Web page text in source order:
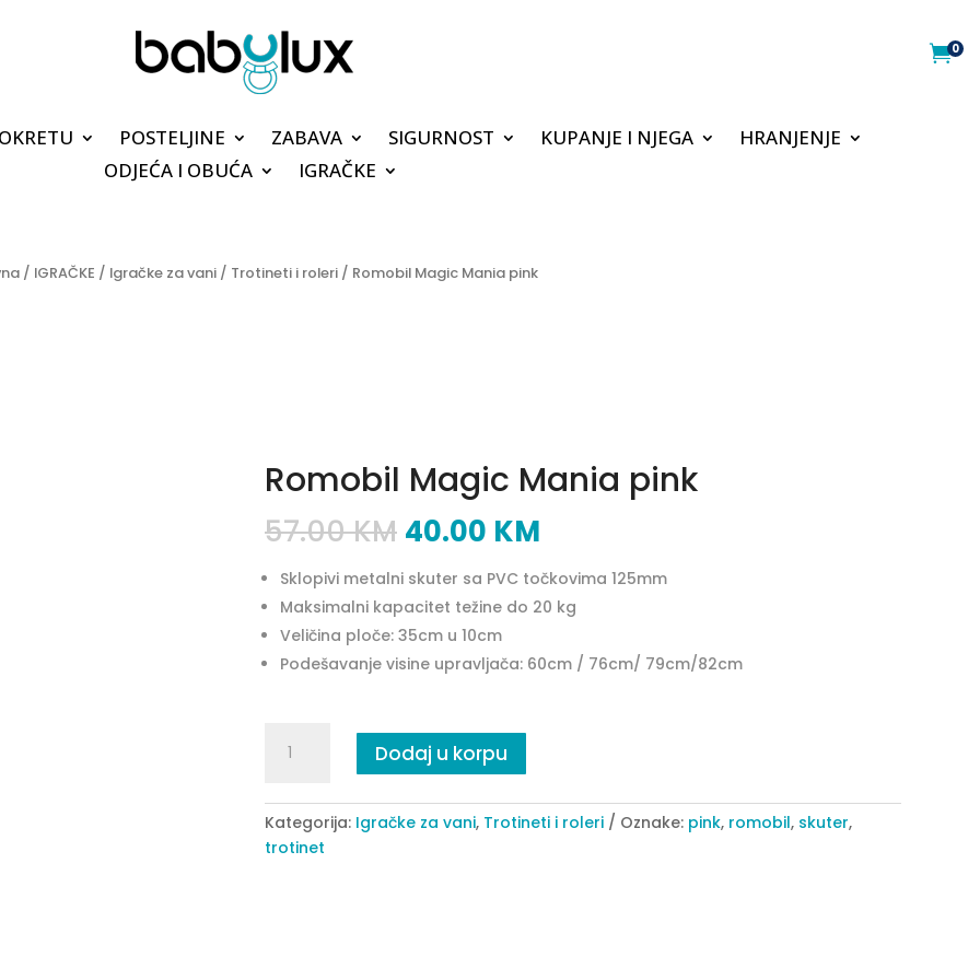
0
POSTELJINE ZABAVA SIGURNOST KUPANJE I NJEGA
HRANJENJE
ODJEĆA I OBUĆA
IGRAČKE
/ IGRAČKE / Igračke za vani/ Trotineti i roleri/ Romobil Magic Mania pink
Romobil Magic Mania pink
57.00KM 40.00 KM
Sklopivi metalni skuter sa PVC točkovima 125mm
Maksimalni kapacitet težine do 20 kg
Veličina ploče: 35cm u 10cm
Podešavanje visine upravljača: 60cm / 76cm/ 79cm/82cm
Magic
pink
quantity
Dodaj u korpu
Kategorija: Igračke za vani, Trotineti i roleri Oznake: pink, romobil, skuter,
trotinet